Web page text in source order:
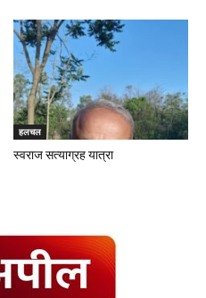
हलचल
स्वराज सत्याग्रह यात्रा